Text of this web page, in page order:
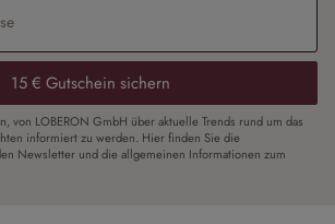
15 € Gutschein sichern
von LOBERON GmbH über aktuelle Trends rund um das
informiert zu werden. Hier finden Sie die
Newsletter und die allgemeinen Informationen zum